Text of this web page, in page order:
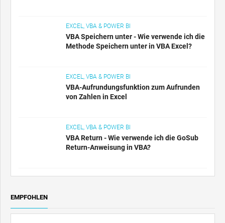
EXCEL, VBA & POWER BI
VBA Speichern unter - Wie verwende ich die
Methode Speichern unter in VBA Excel?
EXCEL, VBA & POWER BI
VBA-Aufrundungsfunktion zum Aufrunden
von Zahlen in Excel
EXCEL, VBA & POWER BI
VBA Return - Wie verwende ich die GoSub
Return-Anweisung in VBA?
EMPFOHLEN